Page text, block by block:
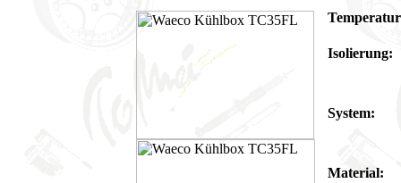
Isolierung:
System:
Material: